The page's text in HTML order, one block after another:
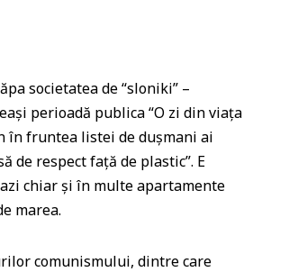
societatea de “sloniki” –
perioadă publica “O zi din viaţa
în fruntea listei de duşmani ai
de respect faţă de plastic”. E
chiar şi în multe apartamente
marea.
comunismului, dintre care